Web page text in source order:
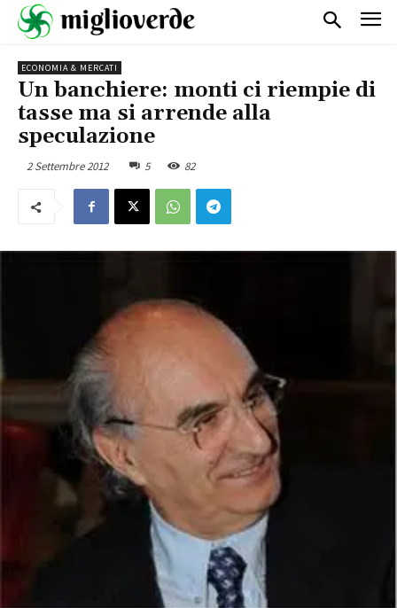
ECONOMIA & MERCATI
Un banchiere: monti ci riempie di
tasse ma si arrende alla
speculazione
2 Settembre 2012 5 82